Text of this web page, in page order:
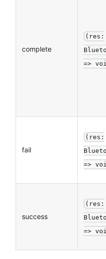
complete
(res:
=>
fail
(res:
=>
success
(res:
=>